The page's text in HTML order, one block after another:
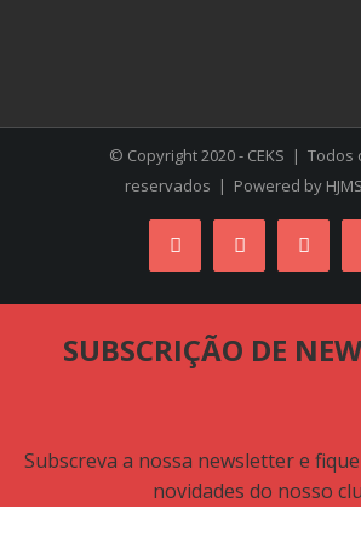
© Copyright 2020 - CEKS | Todos
reservados | Powered by
FacebookInstagram
SUBSCRIÇÃO DE
Subscreva a nossa newsletter e
novidades do nosso